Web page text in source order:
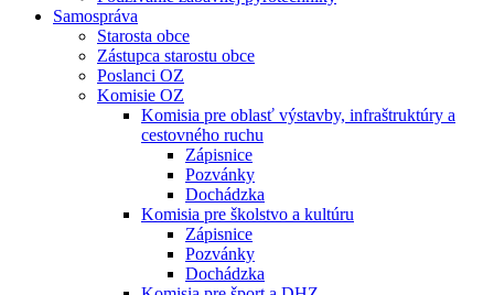
Samospráva
Starosta obce
Zástupca starostu obce
Poslanci OZ
Komisie OZ
Komisia pre oblasť výstavby, infraštruktúry a
cestovného ruchu
Zápisnice
Pozvánky
Dochádzka
Komisia pre školstvo a kultúru
Zápisnice
Pozvánky
Dochádzka